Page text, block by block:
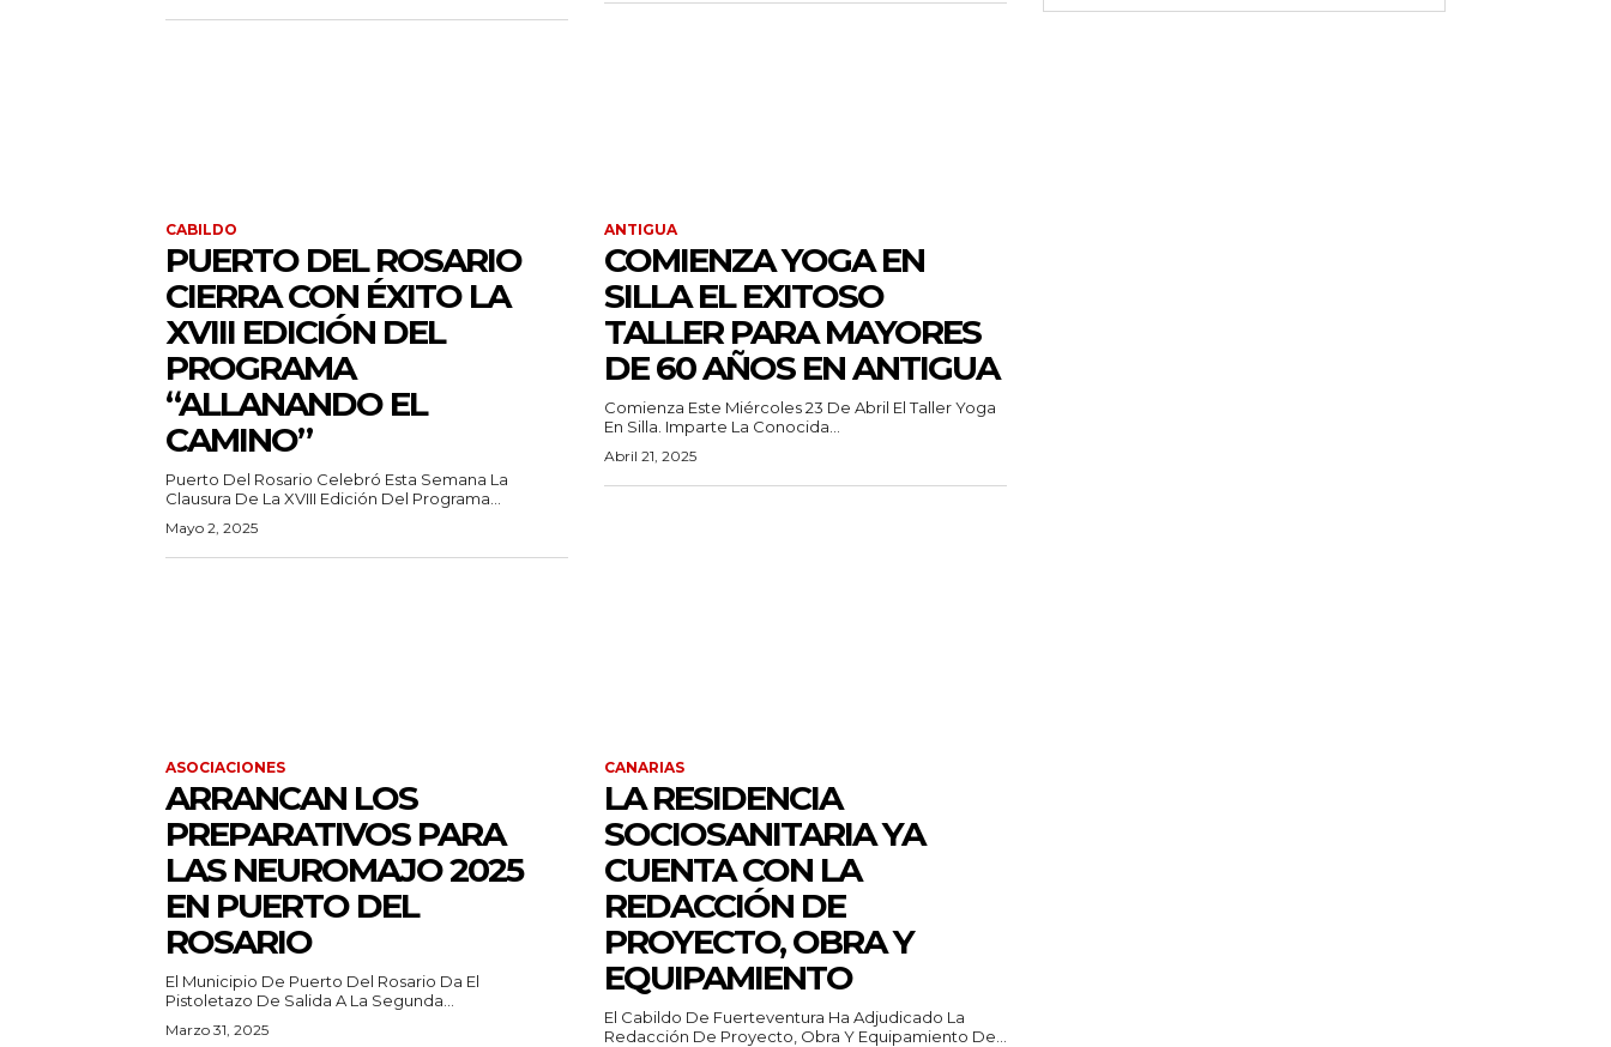
CABILDO
PUERTO DEL ROSARIO
CIERRA CON ÉXITO LA
XVIII EDICIÓN DEL
PROGRAMA
“ALLANANDO EL
CAMINO”
Puerto Del Rosario Celebró Esta Semana La
Clausura De La XVIII Edición Del Programa...
Mayo 2, 2025
ANTIGUA
COMIENZA YOGA EN
SILLA EL EXITOSO
TALLER PARA MAYORES
DE 60 AÑOS EN ANTIGUA
Comienza Este Miércoles 23 De Abril El Taller Yoga
En Silla. Imparte La Conocida...
Abril 21, 2025
ASOCIACIONES
ARRANCAN LOS
PREPARATIVOS PARA
LAS NEUROMAJO 2025
EN PUERTO DEL
ROSARIO
El Municipio De Puerto Del Rosario Da El
Pistoletazo De Salida A La Segunda...
Marzo 31, 2025
CANARIAS
LA RESIDENCIA
SOCIOSANITARIA YA
CUENTA CON LA
REDACCIÓN DE
PROYECTO, OBRA Y
EQUIPAMIENTO
El Cabildo De Fuerteventura Ha Adjudicado La
Redacción De Proyecto, Obra Y Equipamiento De...